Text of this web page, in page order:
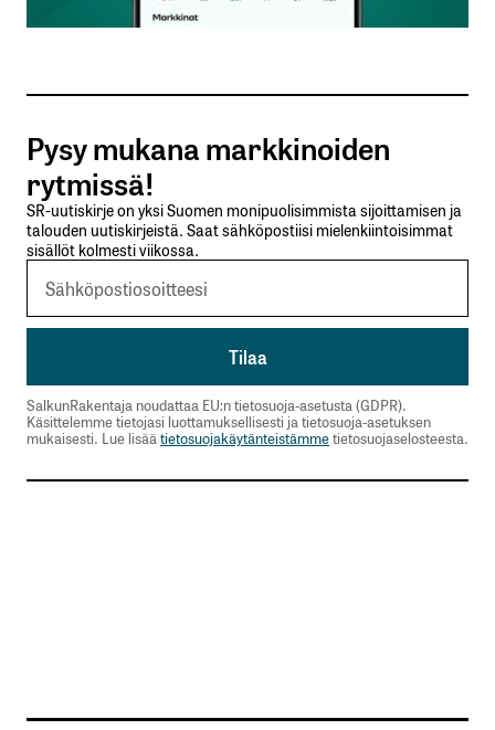
Sähköpostiosoitteesi
Tilaa SalkunRakentajan uutiskirje
Lähetä kommentti
Pysy mukana markkinoiden
rytmissä!
SR-uutiskirje on yksi Suomen monipuolisimmista sijoittamisen ja
talouden uutiskirjeistä. Saat sähköpostiisi mielenkiintoisimmat
sisällöt kolmesti viikossa.
SalkunRakentaja noudattaa EU:n tietosuoja-asetusta (GDPR).
Käsittelemme tietojasi luottamuksellisesti ja tietosuoja-asetuksen
mukaisesti. Lue lisää tietosuojakäytänteistämmetietosuojaselosteesta.